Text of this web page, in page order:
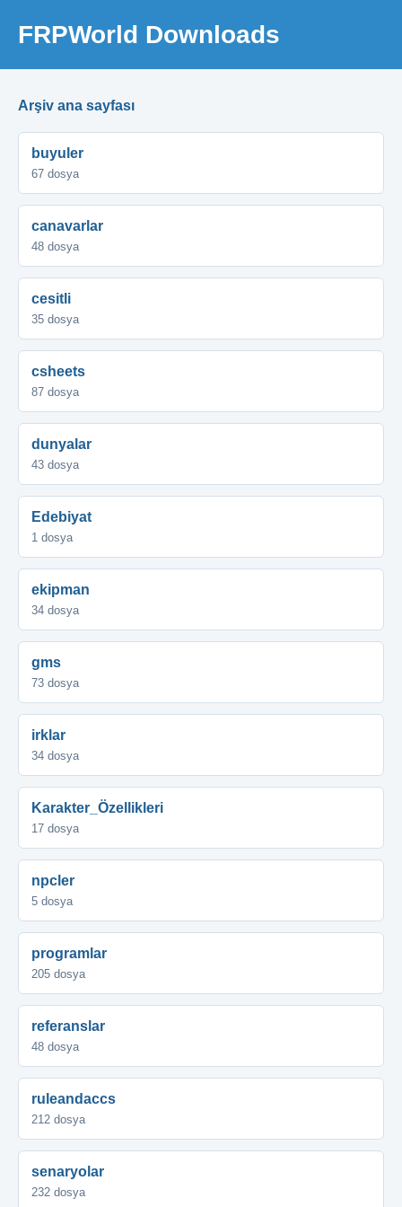
FRPWorld Downloads
Arşiv ana sayfası
buyuler
67 dosya
canavarlar
48 dosya
cesitli
35 dosya
csheets
87 dosya
dunyalar
43 dosya
Edebiyat
1 dosya
ekipman
34 dosya
gms
73 dosya
irklar
34 dosya
Karakter_Özellikleri
17 dosya
npcler
5 dosya
programlar
205 dosya
referanslar
48 dosya
ruleandaccs
212 dosya
senaryolar
232 dosya